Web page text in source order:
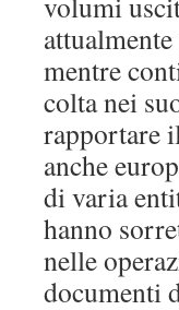
mentre
colta nei
rapportare
anche
di varia
hanno
nelle
documenti